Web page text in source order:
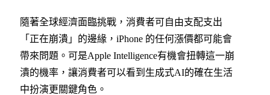
隨著全球經濟面臨挑戰，消費者可自由支配支出
「正在崩潰」的邊緣，iPhone 的任何漲價都可能會
帶來問題。可是Apple Intelligence有機會扭轉這一崩
潰的機率，讓消費者可以看到生成式AI的確在生活
中扮演更關鍵角色。